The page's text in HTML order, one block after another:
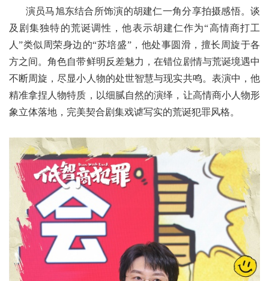
演员马旭东结合所饰演的胡建仁一角分享拍摄感悟。谈
及剧集独特的荒诞调性，他表示胡建仁作为“高情商打工
人”类似周荣身边的“苏培盛”，他处事圆滑，擅长周旋于各
方之间。角色自带鲜明反差魅力，在错位剧情与荒诞境遇中
不断周旋，尽显小人物的处世智慧与现实共鸣。表演中，他
精准拿捏人物特质，以细腻自然的演绎，让高情商小人物形
象立体落地，完美契合剧集戏谑写实的荒诞犯罪风格。